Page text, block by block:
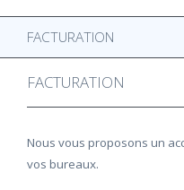
FACTURATION
FACTURATION
Nous vous proposons un
vos bureaux.